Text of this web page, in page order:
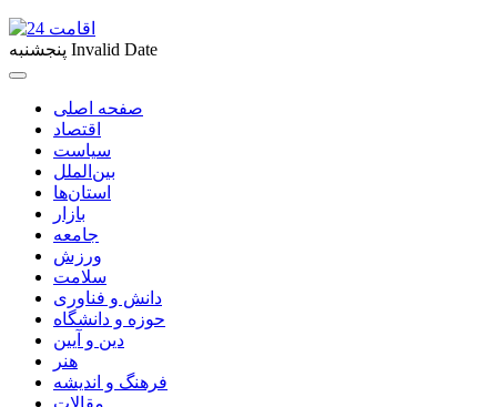
پنجشنبه Invalid Date
صفحه اصلی
اقتصاد
سیاست
بین‌الملل
استان‌ها
بازار
جامعه
ورزش
سلامت
دانش و فناوری
حوزه و دانشگاه
دین و آیین
هنر
فرهنگ و اندیشه
مقالات